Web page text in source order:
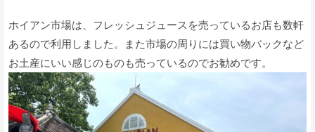
ホイアン市場は、フレッシュジュースを売っているお店も数軒
あるので利用しました。また市場の周りには買い物バックなど
お土産にいい感じのものも売っているのでお勧めです。